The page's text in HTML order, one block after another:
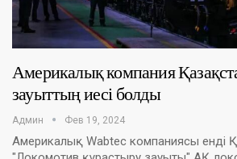
Америкалық компания
зауыттың иесі болды
Админ Фев 19, 2024
Америкалық Wabtec компаниясы енді